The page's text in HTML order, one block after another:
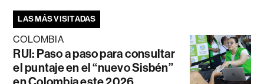
LAS MÁS VISITADAS
COLOMBIA
RUI: Paso a paso para consultar
el puntaje en el “nuevo Sisbén”